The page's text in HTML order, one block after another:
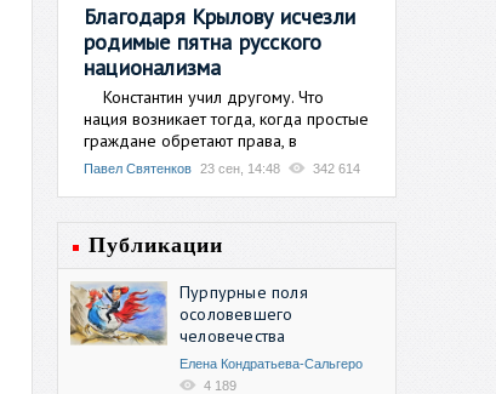
Благодаря Крылову исчезли
родимые пятна русского
национализма
Константин учил другому. Что
нация возникает тогда, когда простые
граждане обретают права, в
Павел Святенков 23 сен, 14:48 342 614
Публикации
Пурпурные поля
осоловевшего
человечества
Елена Кондратьева-Сальгеро
4 189